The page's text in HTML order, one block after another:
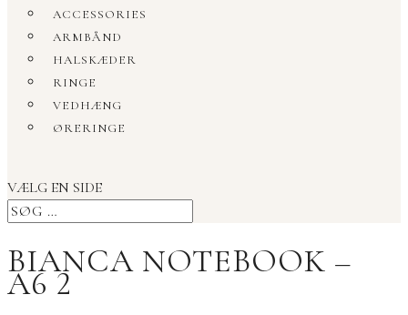
ACCESSORIES
ARMBÅND
HALSKÆDER
RINGE
VEDHÆNG
ØRERINGE
VÆLG EN SIDE
BIANCA NOTEBOOK –
A6 2